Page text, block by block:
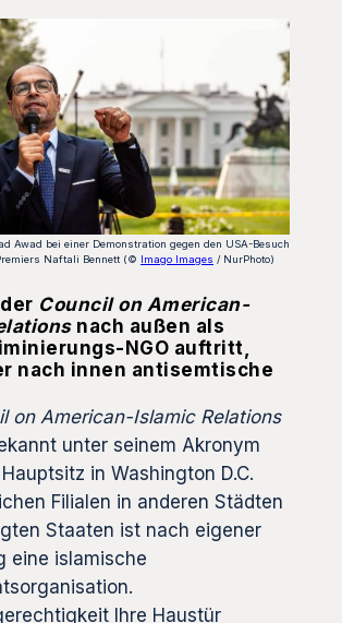
Awad bei einer Demonstration gegen den USA-Besuch
Naftali Bennett (©
Imago Images / NurPhoto)
Council on American-
nach außen als
NGO auftritt,
nach innen antisemtische
on American-Islamic Relations
unter seinem Akronym
in Washington D.C.
Filialen in anderen Städten
Staaten ist nach eigener
eine islamische
Ihre Haustür